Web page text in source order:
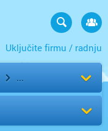
Uključite firmu / radnju